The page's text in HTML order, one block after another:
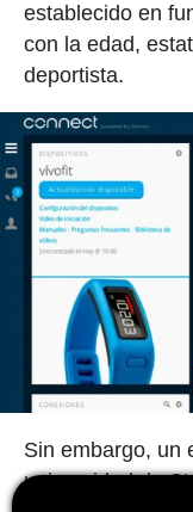
establecido en
con la edad,
deportista.
Sin embargo, un
universidad de